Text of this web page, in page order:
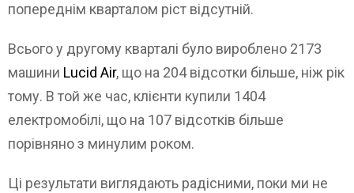
попереднім кварталом ріст відсутній.
Всього у другому кварталі було вироблено 2173
машини Lucid Air, що на 204 відсотки більше, ніж рік
тому. В той же час, клієнти купили 1404
електромобілі, що на 107 відсотків більше
порівняно з минулим роком.
Ці результати виглядають радісними, поки ми не